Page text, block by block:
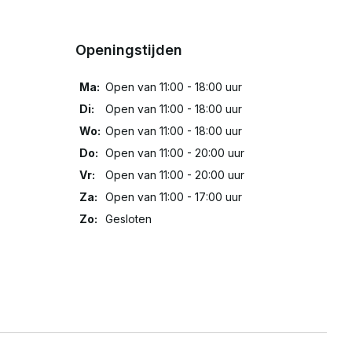
Openingstijden
Ma: Open van 11:00 - 18:00 uur
Di:
Open van 11:00 - 18:00 uur
Wo: Open van 11:00 - 18:00 uur
Do: Open van 11:00 - 20:00 uur
Vr:
Open van 11:00 - 20:00 uur
Za:
Open van 11:00 - 17:00 uur
Zo:
Gesloten